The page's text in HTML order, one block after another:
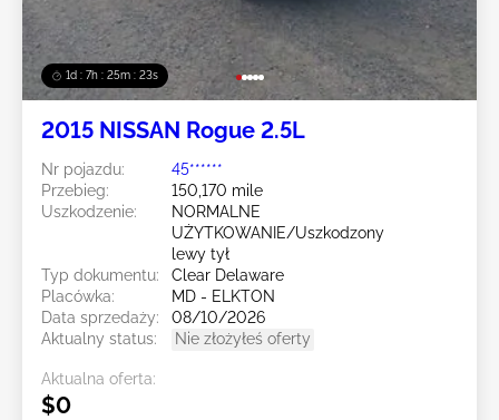
1d : 7h : 25m : 20s
2015 NISSAN Rogue 2.5L
Nr pojazdu:
45******
Przebieg:
150,170 mile
Uszkodzenie:
NORMALNE
UŻYTKOWANIE/Uszkodzony
lewy tył
Typ dokumentu:
Clear Delaware
Placówka:
MD - ELKTON
Data sprzedaży:
08/10/2026
Aktualny status:
Nie złożyłeś oferty
Aktualna oferta:
$0